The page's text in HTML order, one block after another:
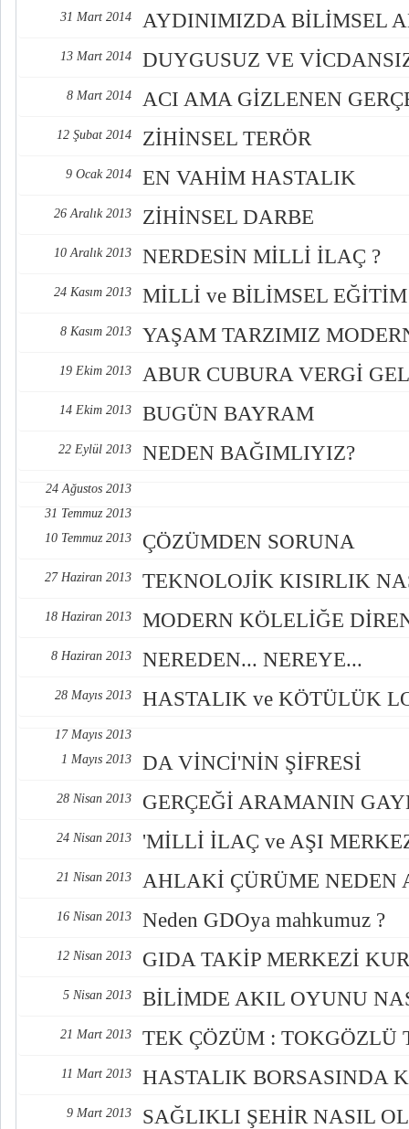
31 Mart 2014
AYDINIMIZDA BİLİMSEL
13 Mart 2014 DUYGUSUZ VE
8 Mart 2014 ACI AMA GİZLENEN
12 Şubat 2014 ZİHİNSEL TERÖR
9 Ocak 2014 EN VAHİM HASTALIK
26 Aralık 2013 ZİHİNSEL DARBE
10 Aralık 2013 NERDESİN MİLLİ İLAÇ ?
24 Kasım 2013 MİLLİ ve BİLİMSEL
8 Kasım 2013 YAŞAM TARZIMIZ
19 Ekim 2013 ABUR CUBURA VERGİ
14 Ekim 2013 BUGÜN BAYRAM
22 Eylül 2013 NEDEN BAĞIMLIYIZ?
24 Ağustos 2013
31 Temmuz 2013
10 Temmuz 2013
ÇÖZÜMDEN SORUNA
27 Haziran 2013 TEKNOLOJİK KISIRLIK
18 Haziran 2013 MODERN KÖLELİĞE
8 Haziran 2013 NEREDEN... NEREYE...
28 Mayıs 2013 HASTALIK ve KÖTÜLÜK
17 Mayıs 2013
1 Mayıs 2013
DA VİNCİ'NİN ŞİFRESİ
28 Nisan 2013 GERÇEĞİ ARAMANIN
24 Nisan 2013 'MİLLİ İLAÇ ve AŞI
21 Nisan 2013 AHLAKİ ÇÜRÜME NEDEN
16 Nisan 2013 Neden GDOya mahkumuz ?
12 Nisan 2013 GIDA TAKİP MERKEZİ
5 Nisan 2013 BİLİMDE AKIL OYUNU
21 Mart 2013 TEK ÇÖZÜM : TOKGÖZLÜ
11 Mart 2013 HASTALIK BORSASINDA
9 Mart 2013 SAĞLIKLI ŞEHİR NASIL